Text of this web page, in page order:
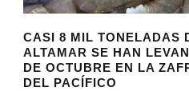
CASI 8 MIL TONELADAS
ALTAMAR SE HAN
DE OCTUBRE EN LA
DEL PACÍFICO